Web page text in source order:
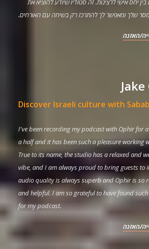
בין יחס אישי לרצינות. זה סטודיו שיודע להוציא את
שלך ומאפשר לך להתרכז רק בשיחה עם האורחים.
האזנה
Discover Israeli culture with
I've been recording my podcast with Ophir for
a half and it has been such a pleasure working
True to its name, the studio has a relaxed and
vibe, and I am always proud to bring guests to
audio quality is always superb and Ophir is so
and helpful. I am so grateful to have found
for my podcast.
האזנה